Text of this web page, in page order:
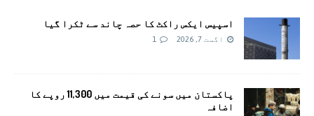
اسپیس ایکس راکٹ کا حصہ چاند سے ٹکرا گیا
اگست 7, 2026 1
پاکستان میں سونے کی قیمت میں 11,300 روپے کا
اضافہ